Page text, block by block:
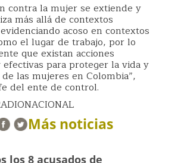
contra la mujer se extiende y
más allá de contextos
acoso en contextos
el lugar de trabajo, por lo
que existan acciones
efectivas para proteger la vida y
las mujeres en Colombia”,
del ente de control.
Más noticias
los 8 acusados de